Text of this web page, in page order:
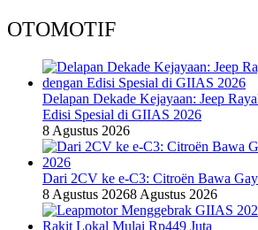
OTOMOTIF
Delapan Dekade Kejayaan: Jeep
Edisi Spesial di GIIAS 2026
8 Agustus 2026
Dari 2CV ke e-C3: Citroën Bawa
8 Agustus 20268 Agustus 2026